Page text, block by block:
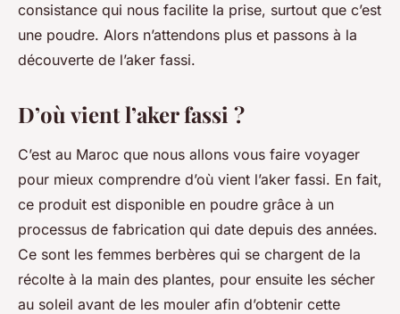
consistance qui nous facilite la prise, surtout que c’est
une poudre. Alors n’attendons plus et passons à la
découverte de l’aker fassi.
D’où vient l’aker fassi ?
C’est au Maroc que nous allons vous faire voyager
pour mieux comprendre d’où vient l’aker fassi. En fait,
ce produit est disponible en poudre grâce à un
processus de fabrication qui date depuis des années.
Ce sont les femmes berbères qui se chargent de la
récolte à la main des plantes, pour ensuite les sécher
au soleil avant de les mouler afin d’obtenir cette